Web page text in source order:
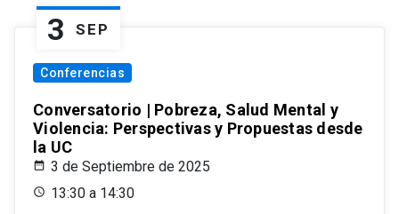
3 SEP
Conferencias
Conversatorio | Pobreza, Salud Mental y
Violencia: Perspectivas y Propuestas desde
la UC
3 de Septiembre de 2025
13:30 a 14:30